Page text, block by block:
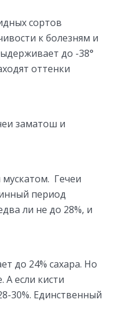
сортов
к болезням и
до -38°
оттенки
заматош и
Гечеи
период
ли не до 28%, и
до 24% сахара. Но
А если кисти
30%. Единственный